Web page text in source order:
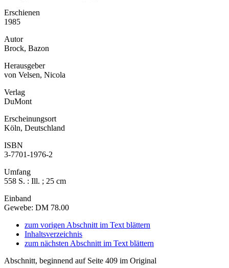
Erschienen
1985
Autor
Brock, Bazon
Herausgeber
von Velsen, Nicola
Verlag
DuMont
Erscheinungsort
Köln, Deutschland
ISBN
3-7701-1976-2
Umfang
558 S. : Ill. ; 25 cm
Einband
Gewebe: DM 78.00
zum vorigen Abschnitt im Text blättern
Inhaltsverzeichnis
zum nächsten Abschnitt im Text blättern
Abschnitt, beginnend auf Seite 409 im Original